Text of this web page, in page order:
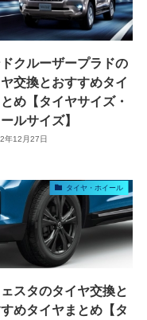
クルーザープラドの
交換とおすすめタイ
め【タイヤサイズ・
ルサイズ】
年12月27日
タイヤ・ホイール
スタのタイヤ交換と
めタイヤまとめ【タ